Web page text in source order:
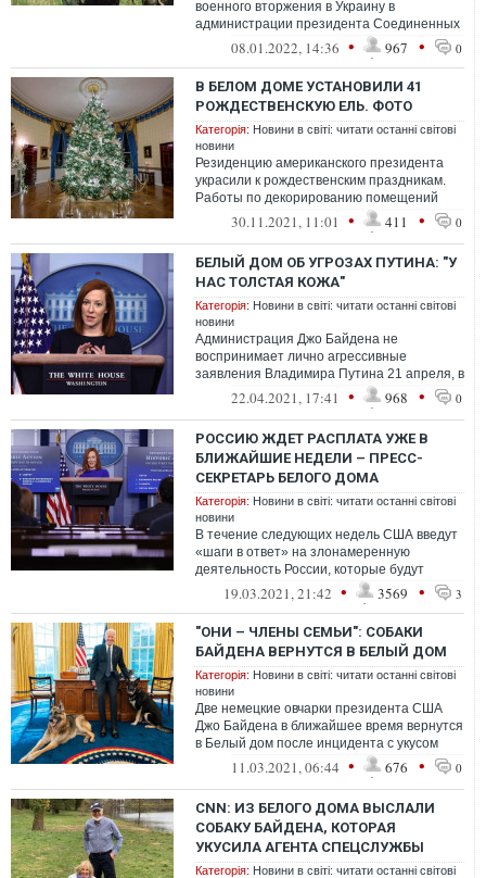
военного вторжения в Украину в
администрации президента Соединенных
Штатов Америки Джо Байдена работают с
08.01.2022, 14:36 • 967 • 0
В БЕЛОМ ДОМЕ УСТАНОВИЛИ 41
РОЖДЕСТВЕНСКУЮ ЕЛЬ. ФОТО
Категорія: Новини в світі: читати останні світові
новини
Резиденцию американского президента
украсили к рождественским праздникам.
Работы по декорированию помещений
завершились в понедельник, 29 ноября
30.11.2021, 11:01 • 411 • 0
БЕЛЫЙ ДОМ ОБ УГРОЗАХ ПУТИНА: "У
НАС ТОЛСТАЯ КОЖА"
Категорія: Новини в світі: читати останні світові
новини
Администрация Джо Байдена не
воспринимает лично агрессивные
заявления Владимира Путина 21 апреля, в
которых он угрожал странам за
пересечение "красной...
22.04.2021, 17:41 • 968 • 0
РОССИЮ ЖДЕТ РАСПЛАТА УЖЕ В
БЛИЖАЙШИЕ НЕДЕЛИ – ПРЕСС-
СЕКРЕТАРЬ БЕЛОГО ДОМА
Категорія: Новини в світі: читати останні світові
новини
В течение следующих недель США введут
«шаги в ответ» на злонамеренную
деятельность России, которые будут
включать как санкции, и другие
мероприятия, в...
19.03.2021, 21:42 • 3569 • 3
"ОНИ – ЧЛЕНЫ СЕМЬИ": СОБАКИ
БАЙДЕНА ВЕРНУТСЯ В БЕЛЫЙ ДОМ
Категорія: Новини в світі: читати останні світові
новини
Две немецкие овчарки президента США
Джо Байдена в ближайшее время вернутся
в Белый дом после инцидента с укусом
человека, который произошел в
11.03.2021, 06:44 • 676 • 0
CNN: ИЗ БЕЛОГО ДОМА ВЫСЛАЛИ
СОБАКУ БАЙДЕНА, КОТОРАЯ
УКУСИЛА АГЕНТА СПЕЦСЛУЖБЫ
Категорія: Новини в світі: читати останні світові